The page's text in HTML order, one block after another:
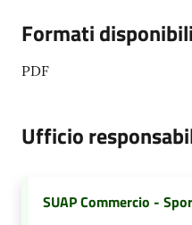
Formati disponibili
PDF
Ufficio
SUAP Commercio -